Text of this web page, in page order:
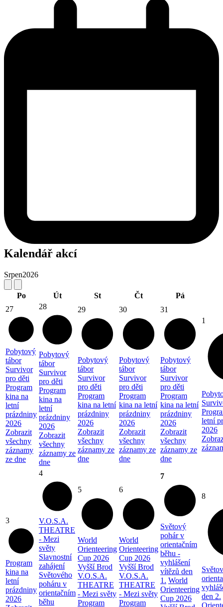
Kalendář akcí
Srpen2026
Po Út St Čt
Pá
27
Pobytový
tábor
Survivor
pro děti
Program
kina na
letní
prázdniny
2026
Zobrazit
všechny
záznamy
ze dne
28
Pobytový
tábor
Survivor
pro děti
Program
kina na
letní
prázdniny
2026
Zobrazit
všechny
záznamy ze
dne
29
Pobytový
tábor
Survivor
pro děti
Program
kina na letní
prázdniny
2026
Zobrazit
všechny
záznamy ze
dne
30
Pobytový
tábor
Survivor
pro děti
Program
kina na letní
prázdniny
2026
Zobrazit
všechny
záznamy ze
dne
31
Pobytový
tábor
Survivor
pro děti
Program
kina na letní
prázdniny
2026
Zobrazit
všechny
záznamy ze
dne
1
letní
2026
3
Program
kina na
letní
prázdniny
2026
4
V.O.S.A.
THEATRE
- Mezi
světy
Slavnostní
zahájení
Světového
poháru v
orientačním
běhu
5
World
Orienteering
Cup 2026
Vyšší Brod
V.O.S.A.
THEATRE
- Mezi světy
Program
6
World
Orienteering
Cup 2026
Vyšší Brod
V.O.S.A.
THEATRE
- Mezi světy
Program
7
Světový
pohár v
orientačním
běhu -
vyhlášení
vítězů den
1. World
Orienteering
Cup 2026
8
den 2.